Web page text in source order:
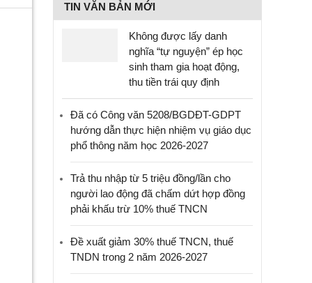
TIN VĂN BẢN MỚI
Không được lấy danh
nghĩa “tự nguyện” ép học
sinh tham gia hoạt động,
thu tiền trái quy định
Đã có Công văn 5208/BGDĐT-GDPT
hướng dẫn thực hiện nhiệm vụ giáo dục
phổ thông năm học 2026-2027
Trả thu nhập từ 5 triệu đồng/lần cho
người lao động đã chấm dứt hợp đồng
phải khấu trừ 10% thuế TNCN
Đề xuất giảm 30% thuế TNCN, thuế
TNDN trong 2 năm 2026-2027